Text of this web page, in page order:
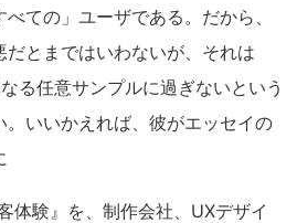
べての」ユーザである。だから、
とまではいわないが、それは
る任意サンプルに過ぎないという
。いいかえれば、彼がエッセイの
体験』を、制作会社、UXデザイ